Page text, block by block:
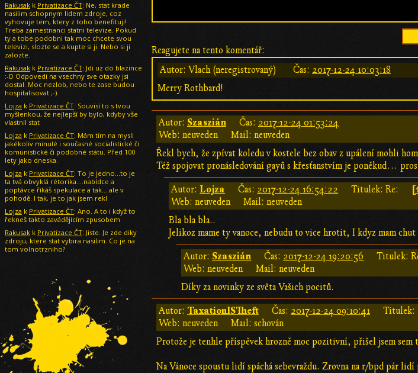
Reagujete na tento komentář:
Autor: Vlach (neregistrovaný)
Čas: 2017-12-24 10:03:18
Merry Rothbard!
Autor: Szaszián Čas: 2017-12-24 01:53:24
Web: neuveden
Mail: neuveden
Řekl bych, že zpívat koledu v kostele bez obav z upálení mohli
Též spojovat pronásledování gayů s křesťanstvím je poněkud…
Autor:Lojza Čas: 2017-12-24 16:54:22 Titulek: Re:
Web: neuveden
Mail: neuveden
Bla bla bla..
Jelikoz mame ty vanoce, nebudu to vice hrotit, I kdyz mam chut
Autor: Szaszián Čas: 2017-12-24 19:20:56 Titulek:
Web: neuveden
Mail: neuveden
Díky za novinky ze světa Vašich pocitů.
Autor: TaxationISTheft Čas: 2017-12-24 09:10:41
Titulek:
Web: neuveden
Mail: schován
Protože je tenhle příspěvek hrozně moc pozitivní, přišel jsem
Na Vánoce spoustu lidí spáchá sebevraždu. Zrovna na r/bpd pár
Rakusak k Privatizace ČT: Ne, stat krade
nasilim schopnym lidem zdroje, coz
vyhovuje tem, ktery z toho benefituji!
Treba zamestnanci statni televize. Pokud
ty a tobe podobni tak moc chcete svou
televizi, slozte se a kupte si ji. Nebo si ji
zalozte.
Rakusak k Privatizace ČT: Jdi uz do blazince
:-D Odpovedi na vsechny sve otazky jsi
dostal. Moc nezlob, nebo te zase budou
hospitalisovat ;-)
Lojza k Privatizace ČT: Souvisí to s tvou
myšlenkou, že nejlepší by bylo, kdyby vše
vlastnil stat
Lojza k Privatizace ČT: Mám tím na mysli
jakékoliv minulé i současné socialistické či
komunistické či podobné státu. Před 100
lety jako dneska.
Lojza k Privatizace ČT: To je jedno...to je
ta tvá obvyklá rétorika....nabídce a
poptávce říkáš spekulace a tak....ale v
pohodě. I tak, je to jak jsem rekl
Lojza k Privatizace ČT: Ano. A to i když to
řekneš takto zavádějícím zpusobem
Rakusak k Privatizace ČT: Jiste. Je zde diky
zdroju, ktere stat vybira nasilim. Co je na
tom volnotrzniho?